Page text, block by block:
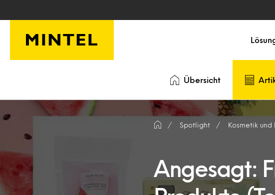
Übersicht
Spotlight Kosmetik
Angesagt: